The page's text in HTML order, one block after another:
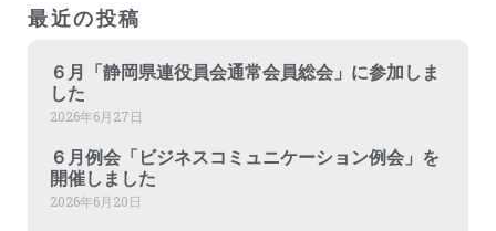
最近の投稿
６月「静岡県連役員会通常会員総会」に参加しま
した
2026年6月27日
６月例会「ビジネスコミュニケーション例会」を
開催しました
2026年6月20日